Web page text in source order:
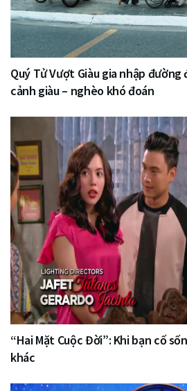
Quý Tử Vượt Giàu gia nhập đường
cảnh giàu – nghèo khó đoán
“Hai Mặt Cuộc Đời”: Khi bạn cố
khác